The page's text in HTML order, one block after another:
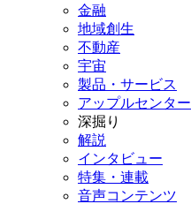
金融
地域創生
不動産
宇宙
製品・サービス
アップルセンター
深掘り
解説
インタビュー
特集・連載
音声コンテンツ